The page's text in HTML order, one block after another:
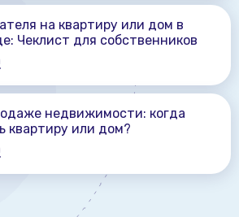
на квартиру или дом в
Чеклист для собственников
недвижимости: когда
квартиру или дом?